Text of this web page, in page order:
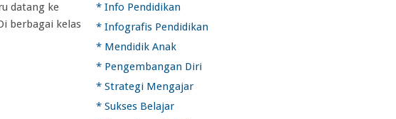
datang ke
berbagai kelas
* Info Pendidikan
* Infografis Pendidikan
* Mendidik Anak
* Pengembangan Diri
* Strategi Mengajar
* Sukses Belajar